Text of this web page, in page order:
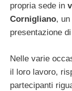
propria sede in
Cornigliano,
presentazione
Nelle varie
il loro lavoro,
partecipanti